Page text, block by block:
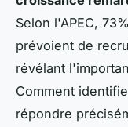
Selon l'APEC,
prévoient de
révélant
Comment
répondre